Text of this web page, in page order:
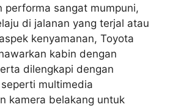
performa sangat mumpuni,
di jalanan yang terjal atau
kenyamanan, Toyota
kabin dengan
dilengkapi dengan
multimedia
kamera belakang untuk